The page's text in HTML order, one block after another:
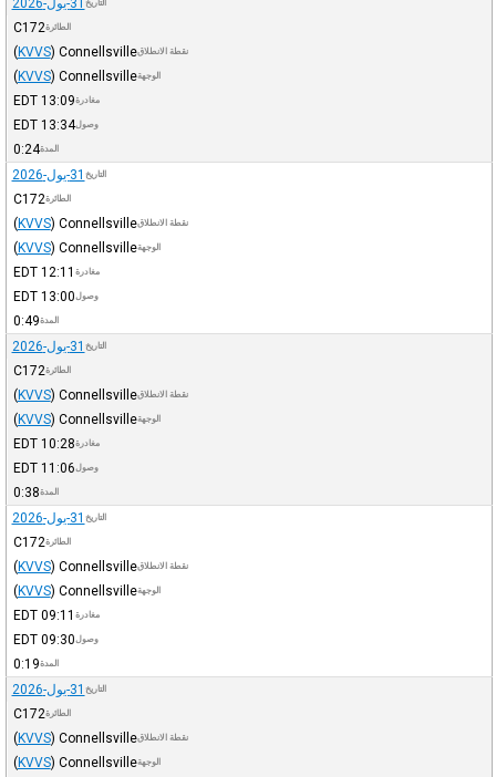
التاريخ
الطائرةC172
نقطة الانطلاقConnellsville
(KVVS)
الوجهةConnellsville
(KVVS)
مغادرة13:09
EDT
وصول13:34
EDT
المدة0:24
التاريخ 31-يول-2026
الطائرةC172
نقطة الانطلاقConnellsville
(KVVS)
الوجهةConnellsville
(KVVS)
مغادرة 12:11
EDT
وصول 13:00
EDT
المدة0:49
التاريخ 31-يول-2026
الطائرةC172
نقطة الانطلاقConnellsville
(KVVS)
الوجهةConnellsville
(KVVS)
مغادرة10:28
EDT
وصول 11:06
EDT
المدة0:38
التاريخ 31-يول-2026
الطائرةC172
نقطة الانطلاقConnellsville
(KVVS)
الوجهةConnellsville
(KVVS)
مغادرة 09:11
EDT
وصول 09:30
EDT
المدة0:19
التاريخ 31-يول-2026
الطائرةC172
نقطة الانطلاقConnellsville
(KVVS)
الوجهةConnellsville
(KVVS)